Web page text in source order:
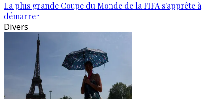
La plus grande Coupe du Monde de la FIFA s'apprête à
démarrer
Divers